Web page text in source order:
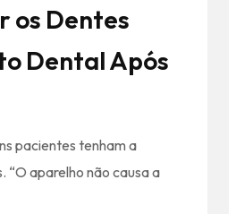
os Dentes
Dental Após
pacientes tenham a
“O aparelho não causa a